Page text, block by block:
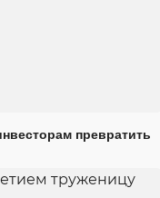
превратить